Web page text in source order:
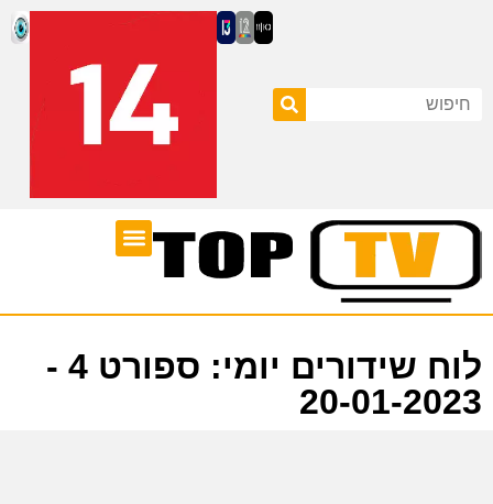
לוח שידורים יומי: ספורט 4 -
20-01-2023